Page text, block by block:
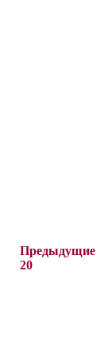
Предыдущие
20